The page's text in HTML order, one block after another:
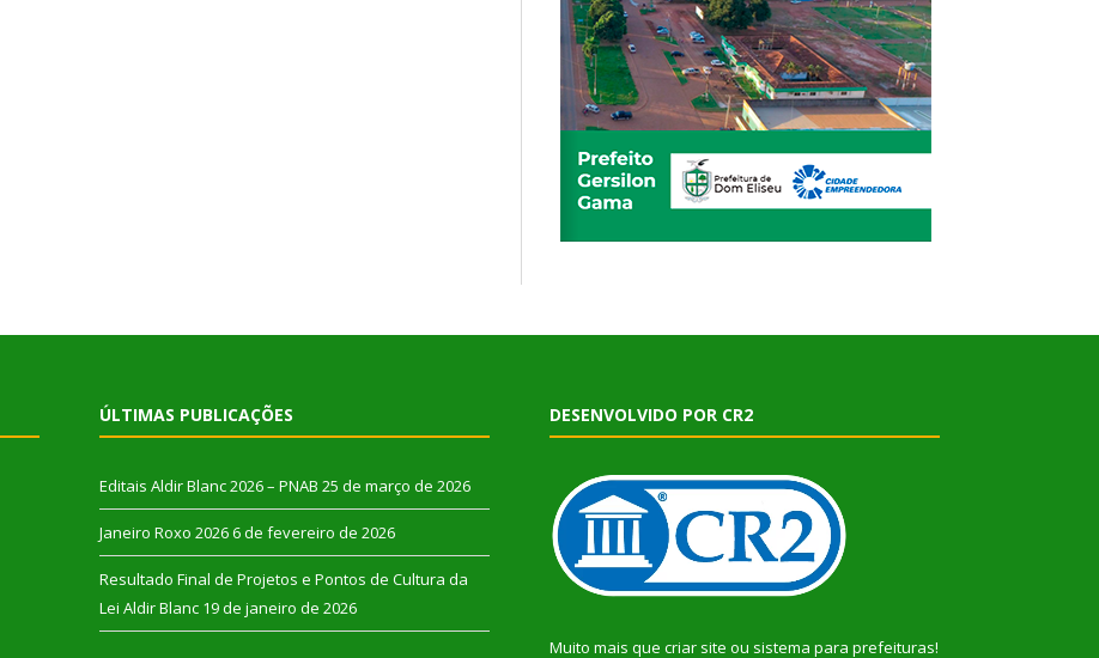
ÚLTIMAS PUBLICAÇÕES
Editais Aldir Blanc 2026 – PNAB 25 de março de 2026
Janeiro Roxo 2026 6 de fevereiro de 2026
Resultado Final de Projetos e Pontos de Cultura da
Lei Aldir Blanc 19 de janeiro de 2026
DESENVOLVIDO POR CR2
Muito mais que criar site ou sistema para prefeituras!